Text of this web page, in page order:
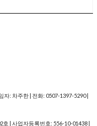
자: 차주한 | 전화: 0507-1397-5290 |
호 | 사업자등록번호: 556-10-01438 |